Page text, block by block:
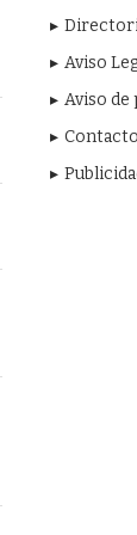
Aviso
Aviso de
Contacto